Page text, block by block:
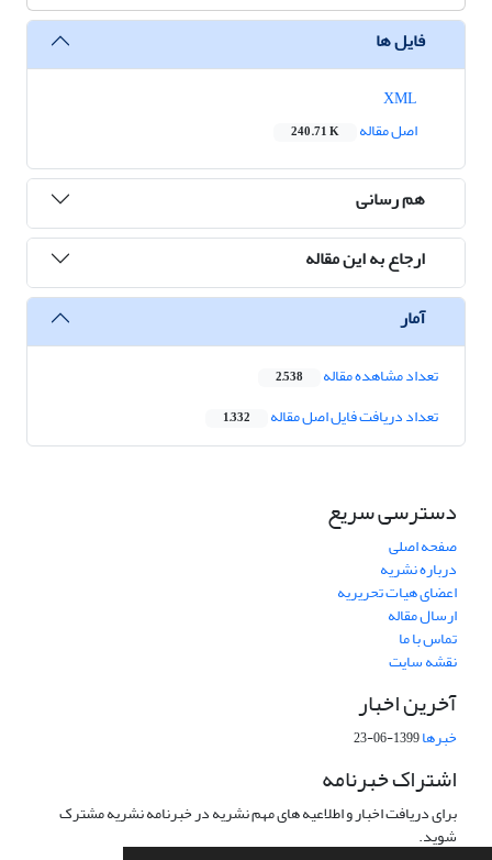
فایل ها
اصل مقاله
240.71 K
هم رسانی
ارجاع به این مقاله
آمار
تعداد مشاهده مقاله 2,538
تعداد دریافت فایل اصل مقاله 1,332
دسترسی سریع
صفحه اصلی
درباره نشریه
اعضای هیات تحریریه
ارسال مقاله
تماس با ما
نقشه سایت
آخرین اخبار
خبرها1399-06-23
اشتراک خبرنامه
برای دریافت اخبار و اطلاعیه های مهم نشریه در خبرنامه نشریه مشترک
شوید.